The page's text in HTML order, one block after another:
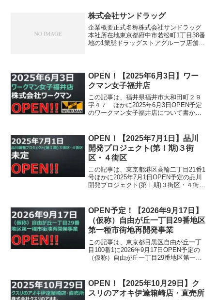
株式会社サンドラッグ
企業概要正式名称株式会社サンドラッグ
本社所在地東京都府中市若松町1丁目38番
地の1業態ドラッグストアグループ店舗数
（...
OPEN！【2025年6月3日】ワー
クマン女子福井店
この記事は、福井県福井市大和田町２９
字４７ ほかに2025年6月3日OPEN予定
のワークマン女子福井店について書かれ
OPEN！【2025年7月1日】品川
開発プロジェクト(第Ⅰ期)３街
区・４街区
この記事は、東京都港区高輪二丁目21番1
号ほかに2025年7月1日OPEN予定の品川
開発プロジェクト(第Ⅰ期)３街区・４街区
OPEN予定！【2026年9月17日】
（仮称）自由が丘一丁目29番地区
第一種市街地再開発事業
この記事は、東京都目黒区自由が丘一丁
目100番1に2026年9月17日OPEN予定の
（仮称）自由が丘一丁目29番地区第一種
OPEN！【2025年10月29日】ク
スリのアオキ伊達箱崎店・直売所